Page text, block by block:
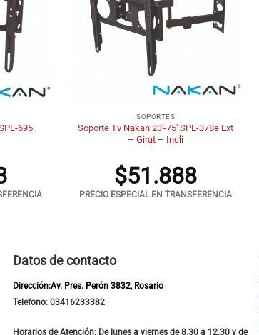
695i
SOPORTES
Soporte Tv Nakan 23′-75′ SPL-378e Ext
– Girat – Incli
$51.888
PRECIO ESPECIAL EN TRANSFERENCIA
Datos de contacto
Dirección:Av. Pres. Perón 3832, Rosario
Telefono: 03416233382
Horarios de Atención: De lunes a viernes de 8.30 a 12.30 y de